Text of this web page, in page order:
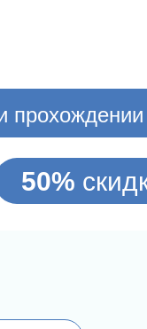
прохождении
50%